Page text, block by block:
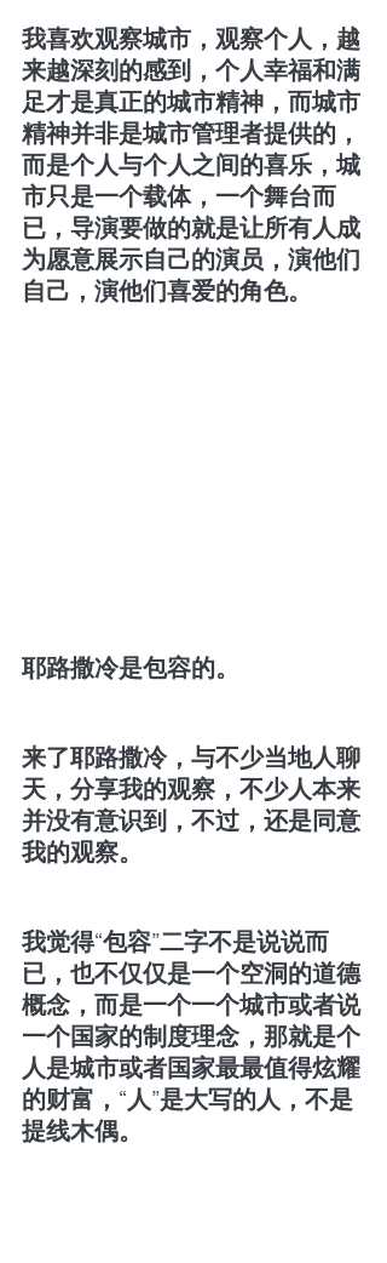
我喜欢观察城市，观察个人，越
来越深刻的感到，个人幸福和满
足才是真正的城市精神，而城市
精神并非是城市管理者提供的，
而是个人与个人之间的喜乐，城
市只是一个载体，一个舞台而
已，导演要做的就是让所有人成
为愿意展示自己的演员，演他们
自己，演他们喜爱的角色。
耶路撒冷是包容的。
来了耶路撒冷，与不少当地人聊
天，分享我的观察，不少人本来
并没有意识到，不过，还是同意
我的观察。
我觉得“包容”二字不是说说而
已，也不仅仅是一个空洞的道德
概念，而是一个一个城市或者说
一个国家的制度理念，那就是个
人是城市或者国家最最值得炫耀
的财富，“人”是大写的人，不是
提线木偶。